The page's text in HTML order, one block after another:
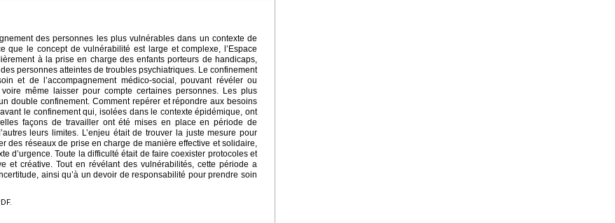
des personnes les plus vulnérables dans un contexte de
que le concept de vulnérabilité est large et complexe, l’Espace
à la prise en charge des enfants porteurs de handicaps,
personnes atteintes de troubles psychiatriques. Le confinement
et de l’accompagnement médico-social, pouvant révéler ou
même laisser pour compte certaines personnes. Les plus
double confinement. Comment repérer et répondre aux besoins
le confinement qui, isolées dans le contexte épidémique, ont
façons de travailler ont été mises en place en période de
leurs limites. L’enjeu était de trouver la juste mesure pour
des réseaux de prise en charge de manière effective et solidaire,
d’urgence. Toute la difficulté était de faire coexister protocoles et
et créative. Tout en révélant des vulnérabilités, cette période a
ainsi qu’à un devoir de responsabilité pour prendre soin